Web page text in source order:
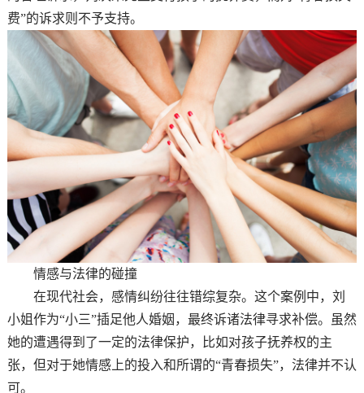
费”的诉求则不予支持。
情感与法律的碰撞
在现代社会，感情纠纷往往错综复杂。这个案例中，刘
小姐作为“小三”插足他人婚姻，最终诉诸法律寻求补偿。虽然
她的遭遇得到了一定的法律保护，比如对孩子抚养权的主
张，但对于她情感上的投入和所谓的“青春损失”，法律并不认
可。